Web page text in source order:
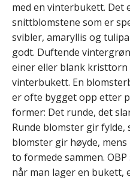
med en vinterbukett. Det
snittblomstene som er
svibler, amaryllis og
godt. Duftende
einer eller blank
vinterbukett. En
er ofte bygget opp etter
former: Det runde, det
Runde blomster gir
blomster gir høyde,
to formede sammen.
når man lager en bukett,